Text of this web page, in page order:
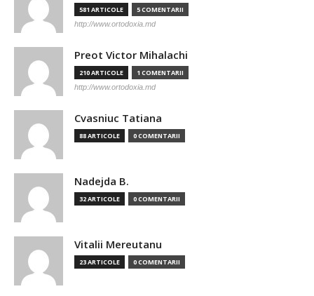
581 ARTICOLE 5 COMENTARII
http://www.ortodoxia.md
Preot Victor Mihalachi
210 ARTICOLE 1 COMENTARII
http://www.ortodoxia.md
Cvasniuc Tatiana
88 ARTICOLE 0 COMENTARII
Nadejda B.
32 ARTICOLE 0 COMENTARII
Vitalii Mereutanu
23 ARTICOLE 0 COMENTARII